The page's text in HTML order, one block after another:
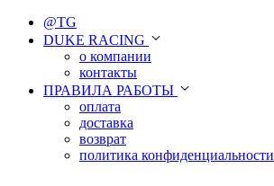
@TG
DUKE RACING
о компании
контакты
ПРАВИЛА РАБОТЫ
оплата
доставка
возврат
политика конфиденциальности